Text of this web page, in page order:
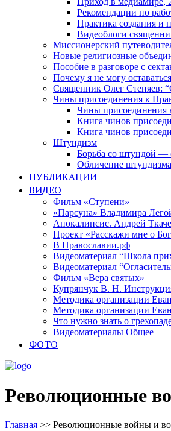
Рекомендации по
Практика создания и
Видеоблоги
Миссионерский
Новые религиозные
Пособие в разговоре с
Почему я не могу
Священник Олег Стеняев:
Чины присоединения к
Чины присоединения
Книга чинов
Книга чинов
Штундизм
Борьба со штундой —
Обличение
ПУБЛИКАЦИИ
ВИДЕО
Фильм «Ступени»
«Парсуна» Владимира
Апокалипсис. Андрей
Проект «Расскажи мне о
В Православии.рф
Видеоматериал “Школа
Видеоматериал
Фильм «Вера святых»
Купрянчук В. Н.
Методика организации
Методика организации
Что нужно знать о
Видеоматериалы Общее
ФОТО
Революционные
Главная >> Революционные войны и